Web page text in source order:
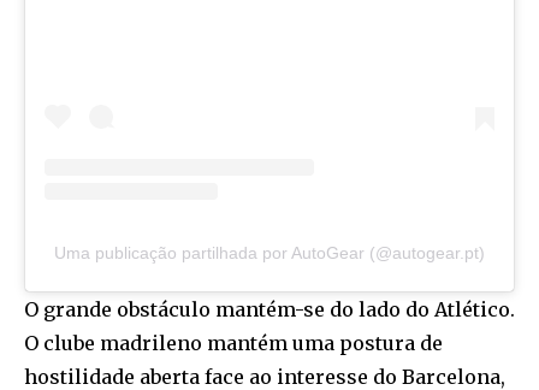
Uma publicação partilhada por AutoGear (@autogear.pt)
O grande obstáculo mantém-se do lado do Atlético.
O clube madrileno mantém uma postura de
hostilidade aberta face ao interesse do Barcelona,